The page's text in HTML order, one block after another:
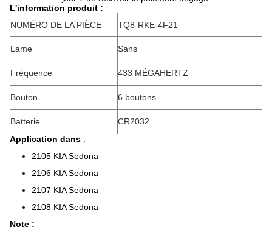
L'information produit :
NUMÉRO DE LA PIÈCE
TQ8-RKE-4F21
Lame Sans
Fréquence 433 MÉGAHERTZ
Bouton 6 boutons
Batterie
CR2032
Application dans :
2105 KIA Sedona
2106 KIA Sedona
2107 KIA Sedona
2108 KIA Sedona
Note :